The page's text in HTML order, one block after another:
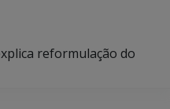
reformulação do